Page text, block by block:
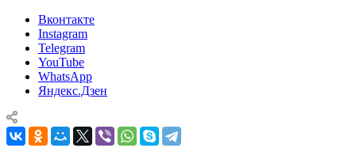
Вконтакте
Instagram
Telegram
YouTube
WhatsApp
Яндекс.Дзен